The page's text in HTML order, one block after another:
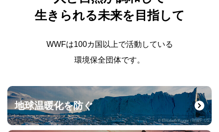
生きられる未来を目指して
WWFは100カ国以上で活動している
環境保全団体です。
地球温暖化を防ぐ
© Elisabeth Kruger / WWF-US